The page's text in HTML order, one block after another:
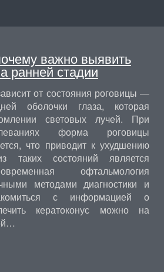
важно выявить
ранней стадии
от состояния роговицы —
оболочки глаза, которая
световых лучей. При
форма роговицы
что приводит к ухудшению
таких состояний является
офтальмология
методами диагностики и
с информацией о
кератоконус можно на